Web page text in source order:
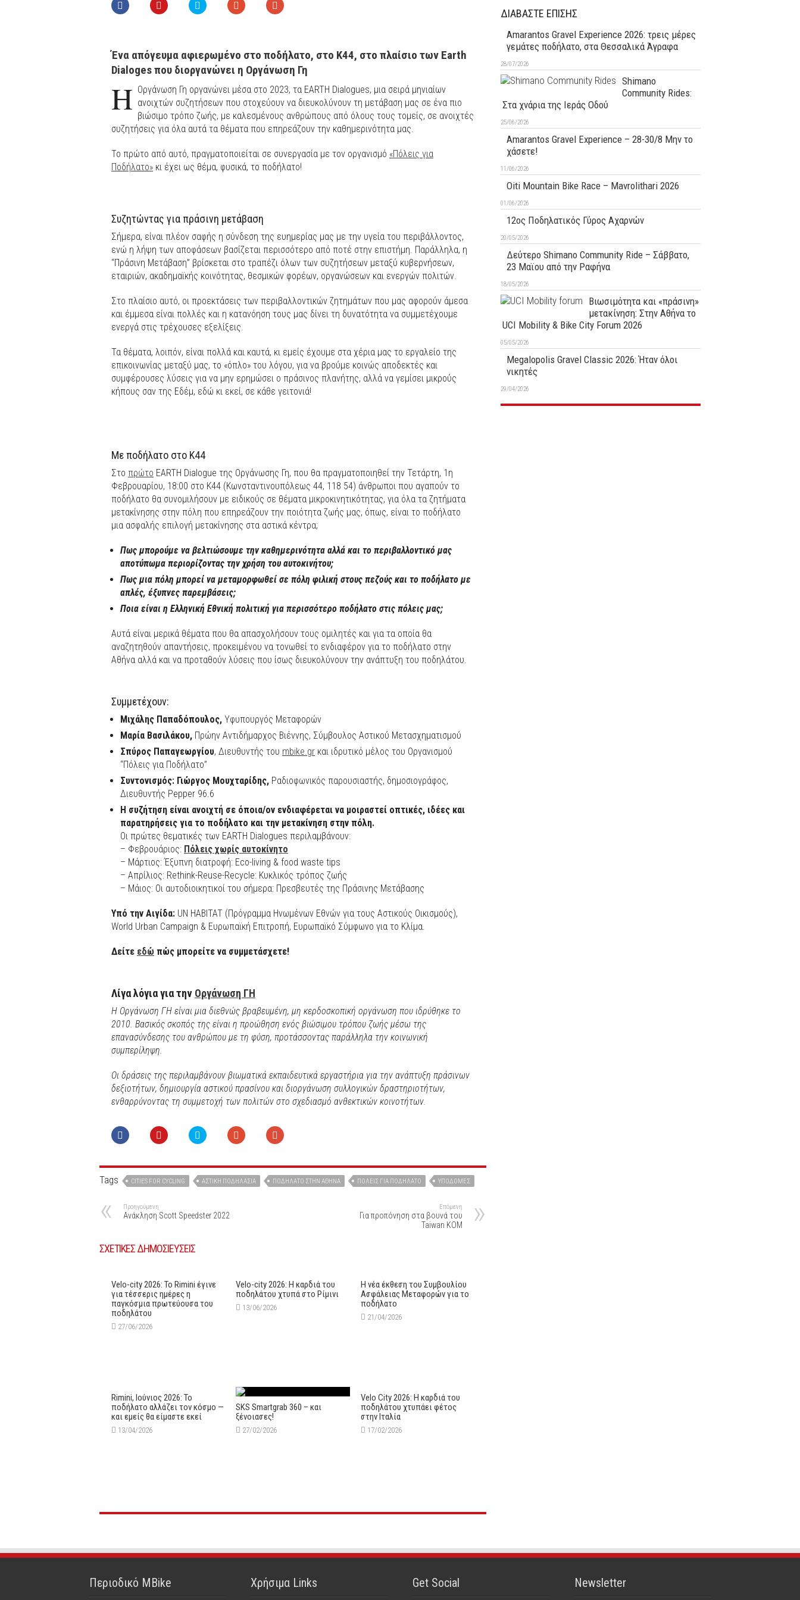
Ένα απόγευμα αφιερωμένο στο ποδήλατο, στο Κ44, στο πλαίσιο των Earth
Dialoges που διοργανώνει η Οργάνωση Γη
H Οργάνωση Γη οργανώνει μέσα στο 2023, τα EARTH Dialogues, μια σειρά μηνιαίων
ανοιχτών συζητήσεων που στοχεύουν να διευκολύνουν τη μετάβαση μας σε ένα πιο
βιώσιμο τρόπο ζωής, με καλεσμένους ανθρώπους από όλους τους τομείς, σε ανοιχτές
συζητήσεις για όλα αυτά τα θέματα που επηρεάζουν την καθημερινότητα μας.
To πρώτο από αυτό, πραγματοποιείται σε συνεργασία με τον οργανισμό «Πόλεις για
Ποδήλατο» κι έχει ως θέμα, φυσικά, το ποδήλατο!
Συζητώντας για πράσινη μετάβαση
Σήμερα, είναι πλέον σαφής η σύνδεση της ευημερίας μας με την υγεία του περιβάλλοντος,
ενώ η λήψη των αποφάσεων βασίζεται περισσότερο από ποτέ στην επιστήμη. Παράλληλα, η
“Πράσινη Μετάβαση” βρίσκεται στο τραπέζι όλων των συζητήσεων μεταξύ κυβερνήσεων,
εταιριών, ακαδημαϊκής κοινότητας, θεσμικών φορέων, οργανώσεων και ενεργών πολιτών.
Στο πλαίσιο αυτό, οι προεκτάσεις των περιβαλλοντικών ζητημάτων που μας αφορούν άμεσα
και έμμεσα είναι πολλές και η κατανόηση τους μας δίνει τη δυνατότητα να συμμετέχουμε
ενεργά στις τρέχουσες εξελίξεις.
Τα θέματα, λοιπόν, είναι πολλά και καυτά, κι εμείς έχουμε στα χέρια μας το εργαλείο της
επικοινωνίας μεταξύ μας, το «όπλο» του λόγου, για να βρούμε κοινώς αποδεκτές και
συμφέρουσες λύσεις για να μην ερημώσει ο πράσινος πλανήτης, αλλά να γεμίσει μικρούς
κήπους σαν της Εδέμ, εδώ κι εκεί, σε κάθε γειτονιά!
Με ποδήλατο στο Κ44
Στο πρώτο EARTH Dialogue της Οργάνωσης Γη, που θα πραγματοποιηθεί την Τετάρτη, 1η
Φεβρουαρίου, 18:00 στο Κ44 (Κωνσταντινουπόλεως 44, 118 54) άνθρωποι που αγαπούν το
ποδήλατο θα συνομιλήσουν με ειδικούς σε θέματα μικροκινητικότητας, για όλα τα ζητήματα
μετακίνησης στην πόλη που επηρεάζουν την ποιότητα ζωής μας, όπως, είναι το ποδήλατο
μια ασφαλής επιλογή μετακίνησης στα αστικά κέντρα;
Πως μπορούμε να βελτιώσουμε την καθημερινότητα αλλά και το περιβαλλοντικό μας
αποτύπωμα περιορίζοντας την χρήση του αυτοκινήτου;
Πως μια πόλη μπορεί να μεταμορφωθεί σε πόλη φιλική στους πεζούς και το ποδήλατο με
απλές, έξυπνες παρεμβάσεις;
Ποια είναι η Ελληνική Εθνική πολιτική για περισσότερο ποδήλατο στις πόλεις μας;
Αυτά είναι μερικά θέματα που θα απασχολήσουν τους ομιλητές και για τα οποία θα
αναζητηθούν απαντήσεις, προκειμένου να τονωθεί το ενδιαφέρον για το ποδήλατο στην
Αθήνα αλλά και να προταθούν λύσεις που ίσως διευκολύνουν την ανάπτυξη του ποδηλάτου.
Συμμετέχουν:
Μιχάλης Παπαδόπουλος, Υφυπουργός Μεταφορών
Μαρία Βασιλάκου, Πρώην Αντιδήμαρχος Βιέννης, Σύμβουλος Αστικού Μετασχηματισμού
Σπύρος Παπαγεωργίου, Διευθυντής του mbike.gr και ιδρυτικό μέλος του Οργανισμού
“Πόλεις για Ποδήλατο”
Συντονισμός: Γιώργος Μουχταρίδης, Ραδιοφωνικός παρουσιαστής, δημοσιογράφος,
Διευθυντής Pepper 96.6
Η συζήτηση είναι ανοιχτή σε όποια/ον ενδιαφέρεται να μοιραστεί οπτικές, ιδέες και
παρατηρήσεις για το ποδήλατο και την μετακίνηση στην πόλη.
Οι πρώτες θεματικές των EARTH Dialogues περιλαμβάνουν:
– Φεβρουάριος: Πόλεις χωρίς αυτοκίνητο
– Μάρτιος: Έξυπνη διατροφή: Εco-living & food waste tips
– Απρίλιος: Rethink-Reuse-Recycle: Κυκλικός τρόπος ζωής
– Μάιος: Οι αυτοδιοικητικοί του σήμερα: Πρεσβευτές της Πράσινης Μετάβασης
Υπό την Αιγίδα: UN HABITAT (Πρόγραμμα Ηνωμένων Εθνών για τους Αστικούς Οικισμούς),
World Urban Campaign & Ευρωπαϊκή Επιτροπή, Ευρωπαϊκό Σύμφωνο για το Κλίμα.
Δείτε εδώ πώς μπορείτε να συμμετάσχετε!
Λίγα λόγια για την Οργάνωση ΓΗ
Η Οργάνωση ΓΗ είναι μια διεθνώς βραβευμένη, μη κερδοσκοπική οργάνωση που ιδρύθηκε το
2010. Βασικός σκοπός της είναι η προώθηση ενός βιώσιμου τρόπου ζωής μέσω της
επανασύνδεσης του ανθρώπου με τη φύση, προτάσσοντας παράλληλα την κοινωνική
συμπερίληψη.
Οι δράσεις της περιλαμβάνουν βιωματικά εκπαιδευτικά εργαστήρια για την ανάπτυξη πράσινων
δεξιοτήτων, δημιουργία αστικού πρασίνου και διοργάνωση συλλογικών δραστηριοτήτων,
ενθαρρύνοντας τη συμμετοχή των πολιτών στο σχεδιασμό ανθεκτικών κοινοτήτων.
Tags CITIES FOR CYCLING ΑΣΤΙΚΉ ΠΟΔΗΛΑΣΊΑ ΠΟΔΉΛΑΤΟ ΣΤΗΝ ΑΘΉΝΑ ΠΌΛΕΙΣ ΓΙΑ ΠΟΔΉΛΑΤΟ ΥΠΟΔΟΜΈΣ
Προηγούμενη
Ανάκληση Scott Speedster 2022
Επόμενη
Για προπόνηση στα βουνά του
Taiwan KOM
ΣΧΕΤΙΚΕΣ ΔΗΜΟΣΙΕΥΣΕΙΣ
Velo-city 2026: Το Rimini έγινε
για τέσσερις ημέρες η
παγκόσμια πρωτεύουσα του
ποδηλάτου
27/06/2026
Velo-city 2026: Η καρδιά του
ποδηλάτου χτυπά στο Ρίμινι
13/06/2026
Η νέα έκθεση του Συμβουλίου
Ασφάλειας Μεταφορών για το
ποδήλατο
21/04/2026
Rimini, Ιούνιος 2026: Το
ποδήλατο αλλάζει τον κόσμο —
και εμείς θα είμαστε εκεί
13/04/2026
SKS Smartgrab 360 – και
ξένοιασες!
27/02/2026
Velo City 2026: Η καρδιά του
ποδηλάτου χτυπάει φέτος
στην Ιταλία
17/02/2026
ΔΙΑΒΑΣΤΕ ΕΠΙΣΗΣ
Amarantos Gravel Experience 2026: τρεις μέρες
γεμάτες ποδήλατο, στα Θεσσαλικά Άγραφα
28/07/2026
Shimano
Community Rides:
Στα χνάρια της Ιεράς Οδού
25/06/2026
Amarantos Gravel Experience – 28-30/8 Μην το
χάσετε!
11/06/2026
Oiti Mountain Bike Race – Mavrolithari 2026
01/06/2026
12ος Ποδηλατικός Γύρος Αχαρνών
20/05/2026
Δεύτερo Shimano Community Ride – Σάββατο,
23 Μαϊου από την Ραφήνα
18/05/2026
Βιωσιμότητα και «πράσινη»
μετακίνηση: Στην Αθήνα το
UCI Mobility & Bike City Forum 2026
05/05/2026
Megalopolis Gravel Classic 2026: Ήταν όλοι
νικητές
29/04/2026
Περιοδικό MBike Χρήσιμα Links Get Social Newsletter